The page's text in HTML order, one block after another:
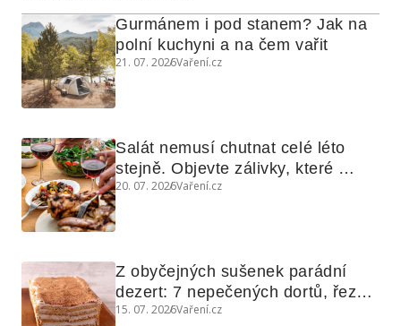
Gurmánem i pod stanem? Jak na
polní kuchyni a na čem vařit
21. 07. 2026Vaření.cz
Salát nemusí chutnat celé léto
stejně. Objevte zálivky, které
využijete i na maso, nudle nebo
20. 07. 2026Vaření.cz
Z obyčejných sušenek parádní
dezert: 7 nepečených dortů, řezů
a koláčů
15. 07. 2026Vaření.cz